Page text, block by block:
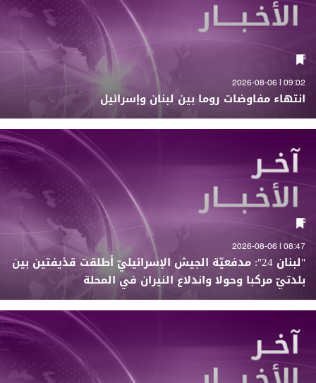
09:02 | 2026-08-06
انتهاء مفاوضات روما بين لبنان وإسرائيل
08:47 | 2026-08-06
"لبنان 24": مدفعيّة الجيش الإسرائيليّ أطلقت قذيفتين بين
بلدتيّ مركبا وحولا واندلاع النيران في المحلة